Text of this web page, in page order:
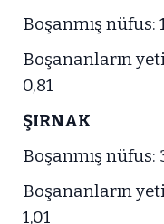
Boşanmış nüfus:
Boşananların
0,81
ŞIRNAK
Boşanmış
Boşananların
1,01